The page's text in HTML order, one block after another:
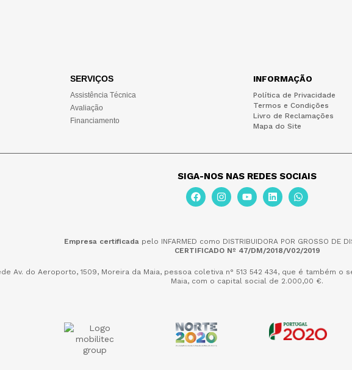
SERVIÇOS
Assistência Técnica
Avaliação
Financiamento
INFORMAÇÃO
Política de Privacidade
Termos e Condições
Livro de Reclamações
Mapa do Site
SIGA-NOS NAS REDES SOCIAIS
Empresa certificadapelo INFARMED como DISTRIBUIDORA POR GROSSO DE
CERTIFICADO Nº 47/DM/2018/V02/2019
Av. do Aeroporto, 1509, Moreira da Maia, pessoa coletiva n° 513 542 434, que é também o
Maia, com o capital social de 2.000,00 €.